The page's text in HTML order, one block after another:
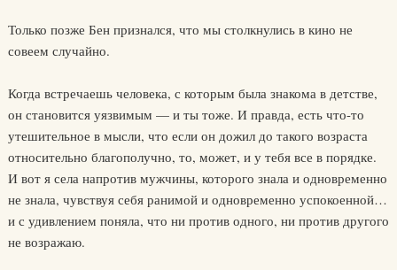
Только позже Бен признался, что мы столкнулись в кино не
совеем случайно.
Когда встречаешь человека, с которым была знакома в детстве,
он становится уязвимым — и ты тоже. И правда, есть что-то
утешительное в мысли, что если он дожил до такого возраста
относительно благополучно, то, может, и у тебя все в порядке.
И вот я села напротив мужчины, которого знала и одновременно
не знала, чувствуя себя ранимой и одновременно успокоенной…
и с удивлением поняла, что ни против одного, ни против другого
не возражаю.